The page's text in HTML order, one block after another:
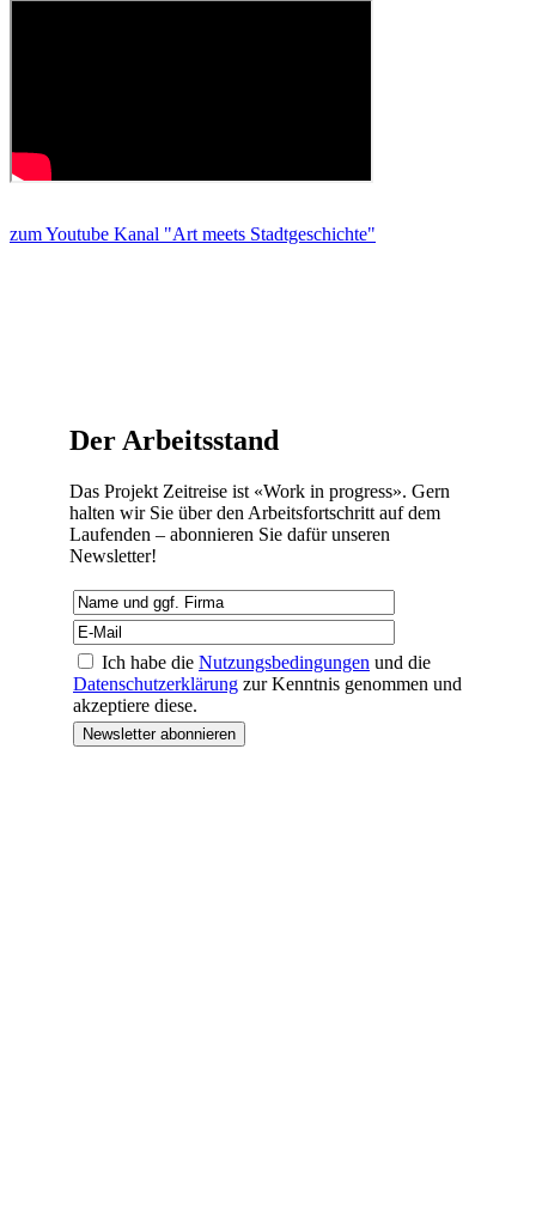
zum Youtube Kanal "Art meets Stadtgeschichte"
Der Arbeitsstand
Das Projekt Zeitreise ist «Work in progress». Gern
halten wir Sie über den Arbeitsfortschritt auf dem
Laufenden – abonnieren Sie dafür unseren
Newsletter!
Ich habe die Nutzungsbedingungen und die
Datenschutzerklärung zur Kenntnis genommen und
akzeptiere diese.